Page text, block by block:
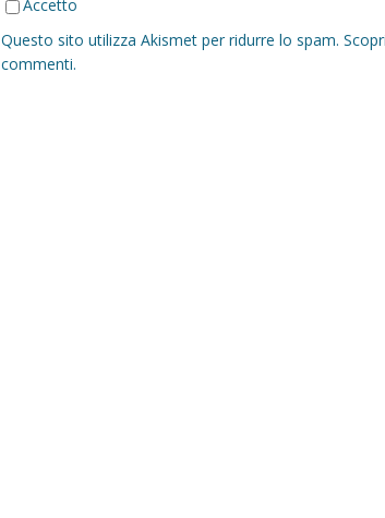
Accetto
Questo sito utilizza Akismet per ridurre lo spam.
commenti.